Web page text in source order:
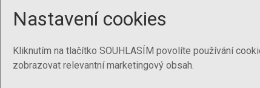
Nastavení cookies
Kliknutím na tlačítko SOUHLASÍM povolíte používání
zobrazovat relevantní marketingový obsah.